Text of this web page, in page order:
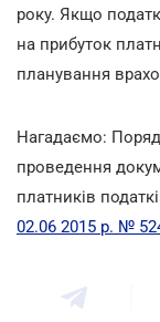
року. Якщо
на прибуток
планування
Нагадаємо:
проведення
платників
02.06 2015 р. №